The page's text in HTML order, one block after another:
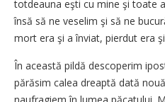
totdeauna eşti cu mine şi toate
însă să ne veselim şi să ne
mort era şi a înviat, pierdut era
În această pildă descoperim
părăsim calea dreaptă dată
naufragiem în lumea păcatului.